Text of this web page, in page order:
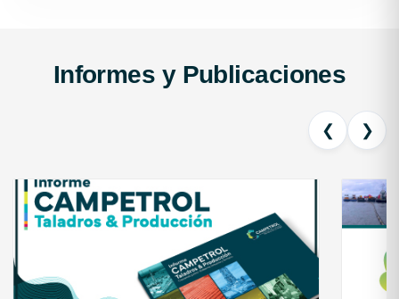
Informes y Publicaciones
❮ ❯